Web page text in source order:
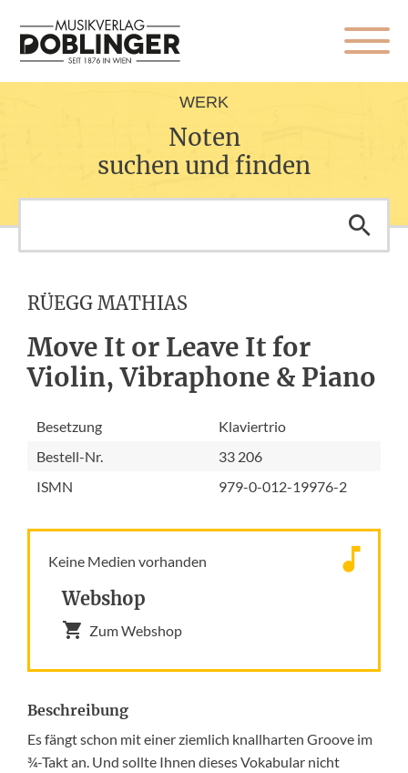
WERK
Noten
suchen und finden
RÜEGG MATHIAS
Move It or Leave It for
Violin, Vibraphone & Piano
Besetzung
Klaviertrio
Bestell-Nr.
33 206
ISMN
979-0-012-19976-2
Keine Medien vorhanden
Webshop
Zum Webshop
Beschreibung
Es fängt schon mit einer ziemlich knallharten Groove im
¾-Takt an. Und sollte Ihnen dieses Vokabular nicht